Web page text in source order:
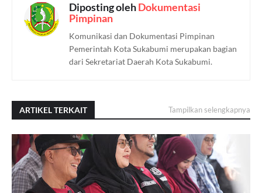
Diposting olehDokumentasi
Pimpinan
Komunikasi dan Dokumentasi Pimpinan
Pemerintah Kota Sukabumi merupakan bagian
dari Sekretariat Daerah Kota Sukabumi.
ARTIKEL TERKAIT Tampilkan selengkapnya